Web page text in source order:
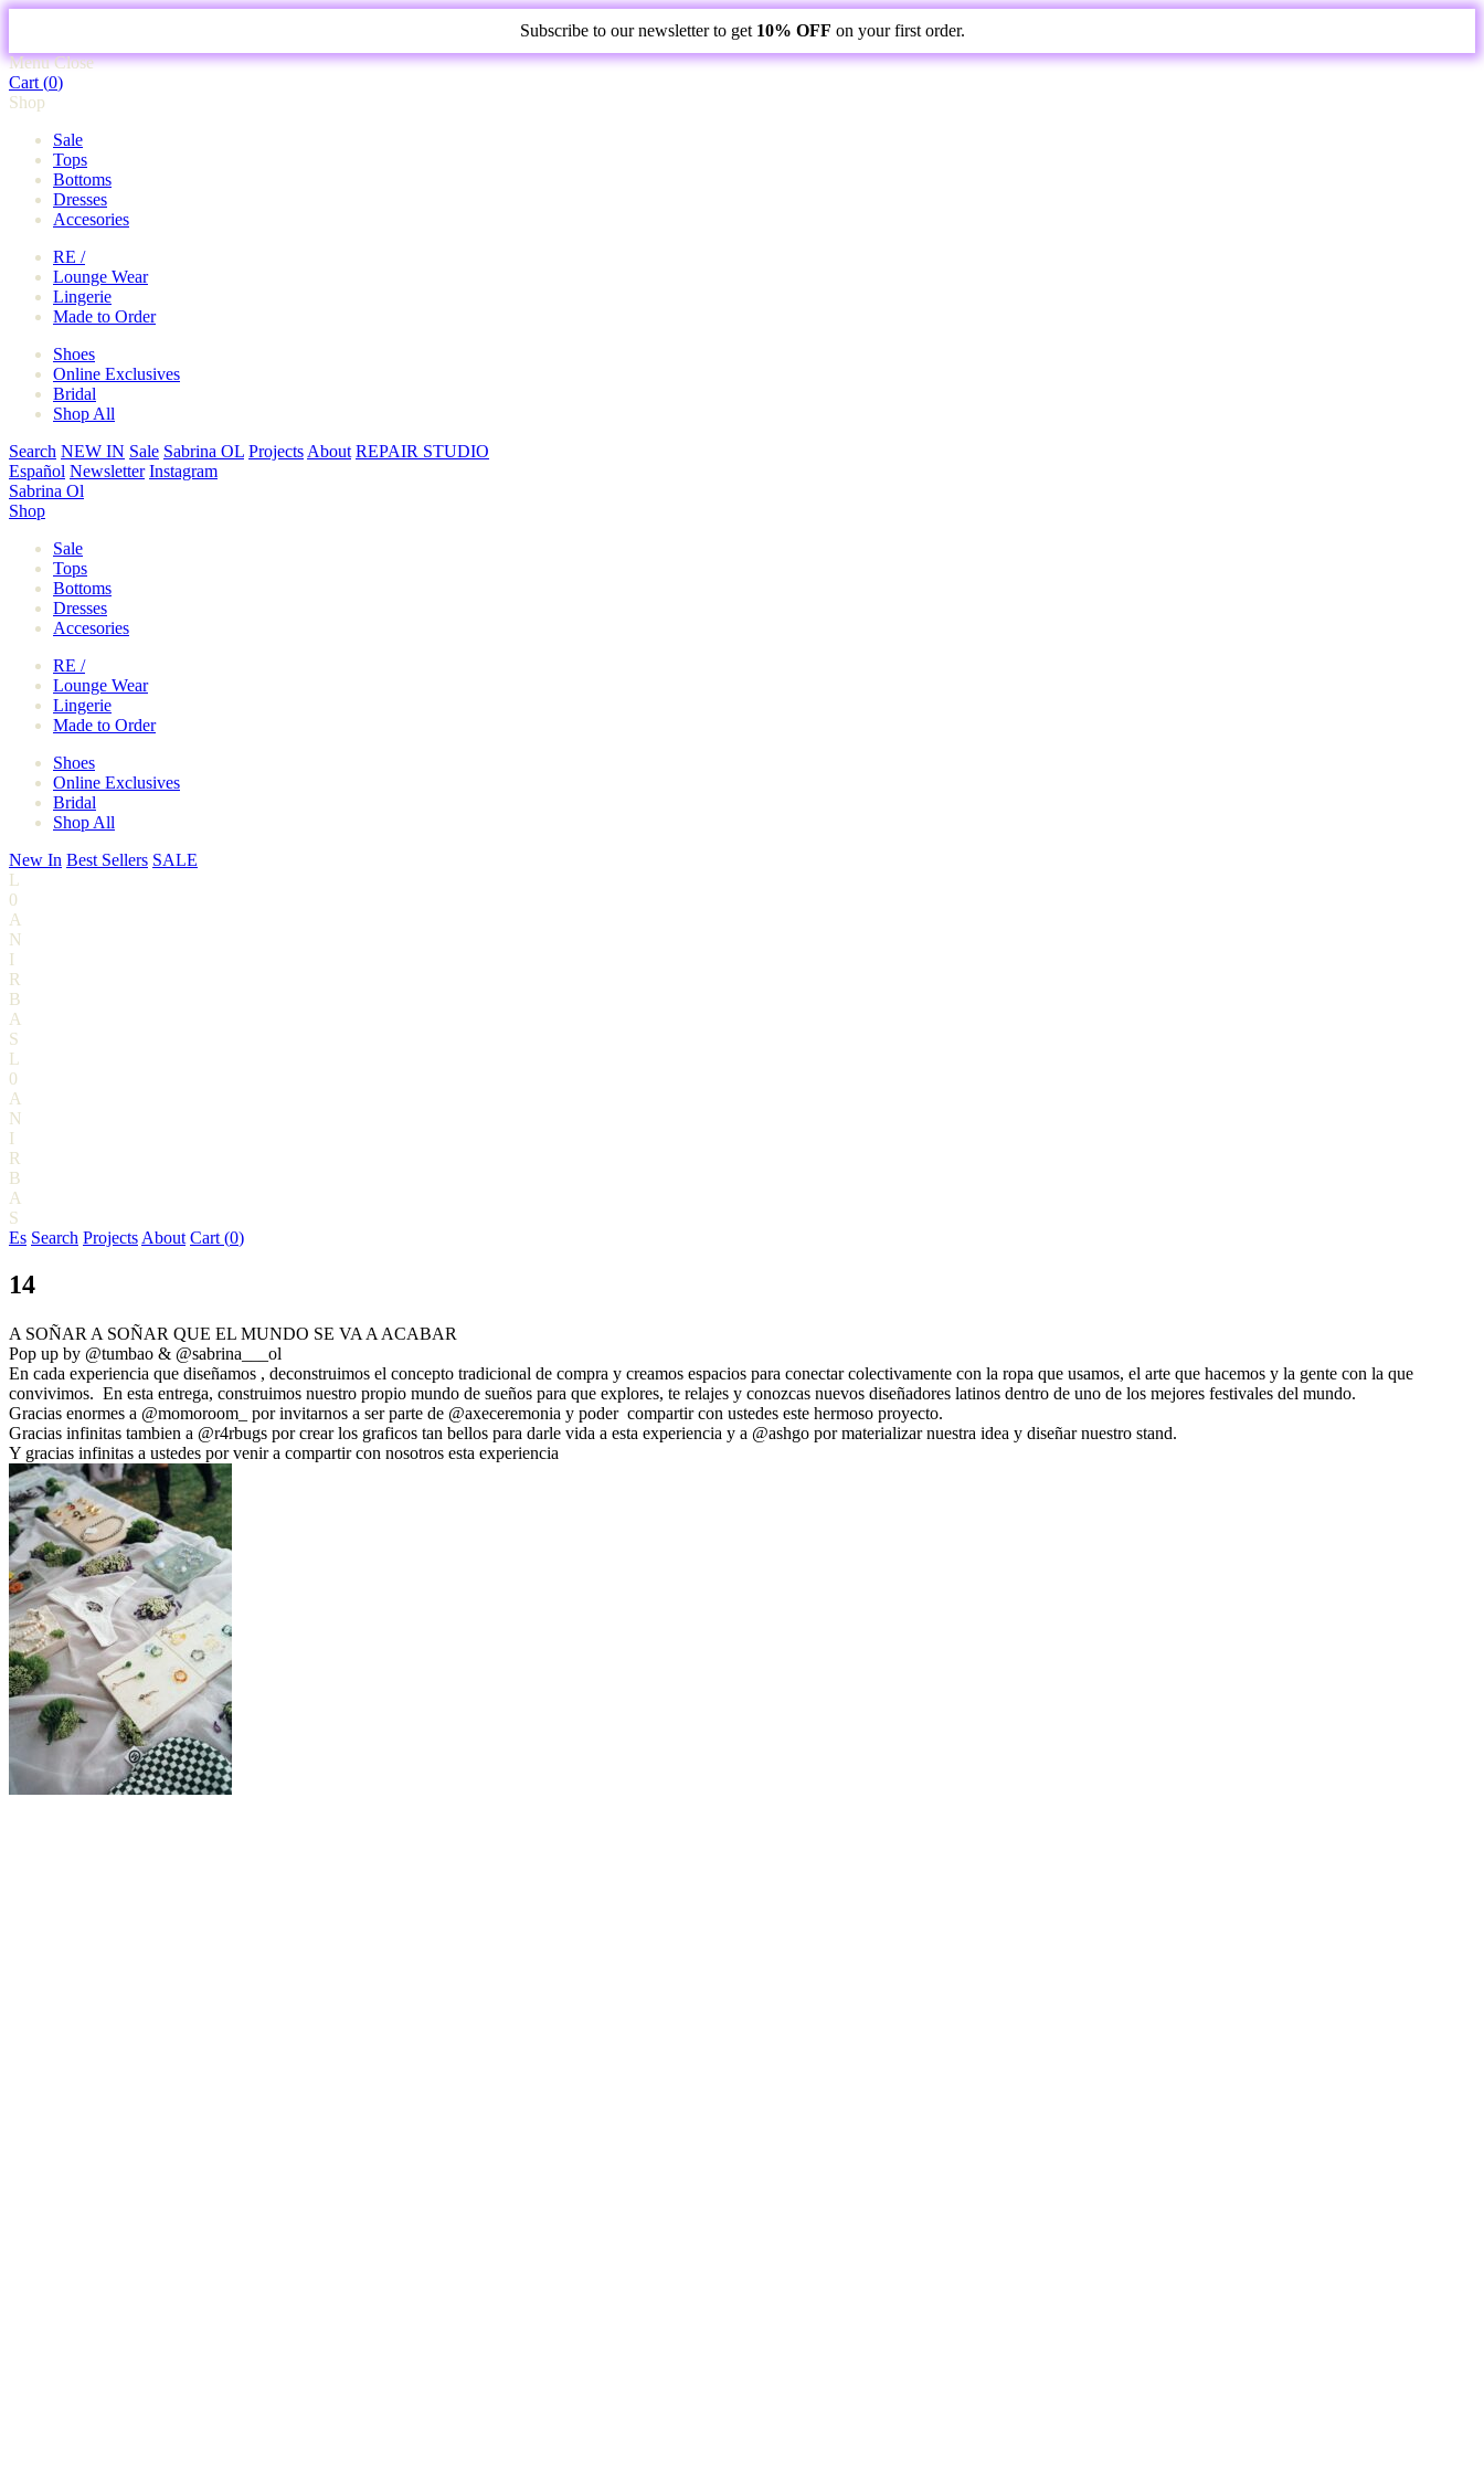
Subscribe to our newsletter to get 10% OFF on your first order.
Menu Close
Cart (0)
Shop
Sale
Tops
Bottoms
Dresses
Accesories
RE /
Lounge Wear
Lingerie
Made to Order
Shoes
Online Exclusives
Bridal
Shop All
Search NEW IN Sale Sabrina OL Projects About REPAIR STUDIO
Español Newsletter Instagram
Sabrina Ol
Shop
Sale
Tops
Bottoms
Dresses
Accesories
RE /
Lounge Wear
Lingerie
Made to Order
Shoes
Online Exclusives
Bridal
Shop All
New In Best Sellers SALE
L
0
A
N
I
R
B
A
S
L
0
A
N
I
R
B
A
S
Es Search Projects About Cart (0)
14
A SOÑAR A SOÑAR QUE EL MUNDO SE VA A ACABAR
Pop up by @tumbao & @sabrina___ol
En cada experiencia que diseñamos , deconstruimos el concepto tradicional de compra y creamos espacios para conectar colectivamente con la ropa que usamos, el arte que hacemos y la gente con la que
convivimos. En esta entrega, construimos nuestro propio mundo de sueños para que explores, te relajes y conozcas nuevos diseñadores latinos dentro de uno de los mejores festivales del mundo.
Gracias enormes a @momoroom_ por invitarnos a ser parte de @axeceremonia y poder compartir con ustedes este hermoso proyecto.
Gracias infinitas tambien a @r4rbugs por crear los graficos tan bellos para darle vida a esta experiencia y a @ashgo por materializar nuestra idea y diseñar nuestro stand.
Y gracias infinitas a ustedes por venir a compartir con nosotros esta experiencia